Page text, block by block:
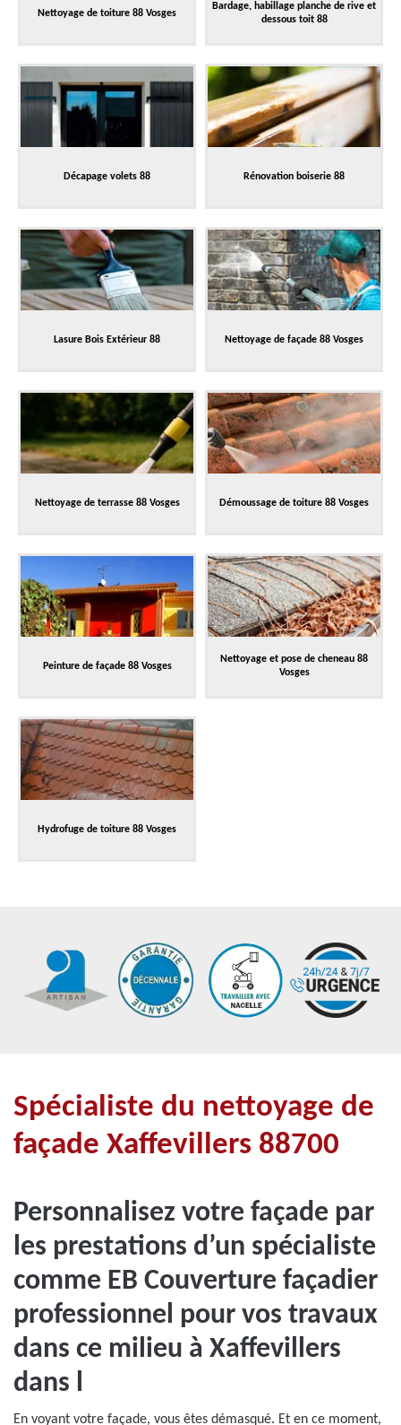
Nettoyage de toiture 88 Vosges
Bardage, habillage planche de rive et
dessous toit 88
Décapage volets 88 Rénovation boiserie 88
Lasure Bois Extérieur 88 Nettoyage de façade 88 Vosges
Nettoyage de terrasse 88 Vosges Démoussage de toiture 88 Vosges
Peinture de façade 88 Vosges
Nettoyage et pose de cheneau 88
Vosges
Hydrofuge de toiture 88 Vosges
Spécialiste du nettoyage de
façade Xaffevillers 88700
Personnalisez votre façade par
les prestations d’un spécialiste
comme EB Couverture façadier
professionnel pour vos travaux
dans ce milieu à Xaffevillers
dans l
En voyant votre façade, vous êtes démasqué. Et en ce moment,